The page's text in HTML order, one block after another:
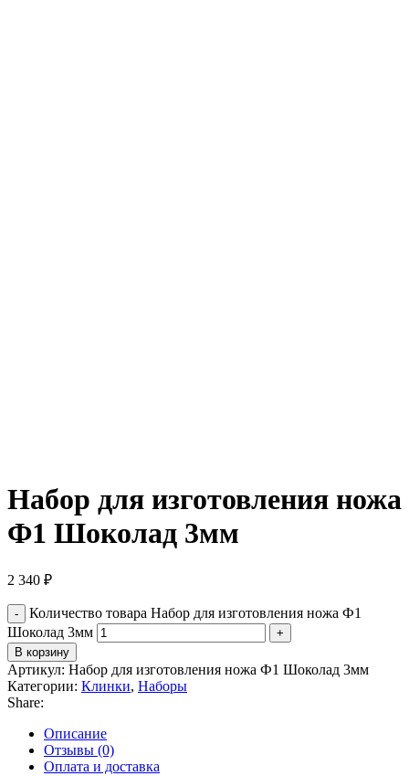
Набор для изготовления ножа
Ф1 Шоколад 3мм
2 340 ₽
Количество товара Набор для изготовления ножа Ф1
Шоколад 3мм
В корзину
Артикул: Набор для изготовления ножа Ф1 Шоколад 3мм
Категории: Клинки, Наборы
Share:
Описание
Отзывы (0)
Оплата и доставка